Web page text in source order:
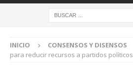
INICIO CONSENSOS Y DISENSOS
para reducir recursos a partidos políticos